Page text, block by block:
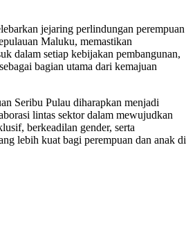
jejaring perlindungan perempuan
Maluku, memastikan
dalam setiap kebijakan pembangunan,
bagian utama dari kemajuan
Seribu Pulau diharapkan menjadi
lintas sektor dalam mewujudkan
berkeadilan gender, serta
lebih kuat bagi perempuan dan anak di